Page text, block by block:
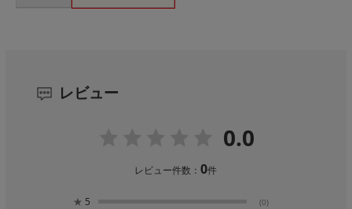
レビュー
0.0
レビュー件数：0件
★ 5 (0)